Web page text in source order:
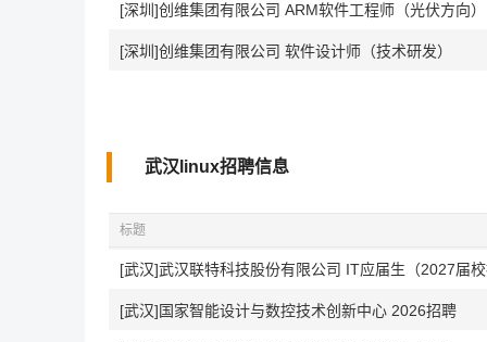
[深圳]创维集团有限公司 ARM软件工程师（光伏方向）
[深圳]创维集团有限公司 软件设计师（技术研发）
武汉linux招聘信息
标题
[武汉]武汉联特科技股份有限公司 IT应届生（2027届
[武汉]国家智能设计与数控技术创新中心 2026招聘